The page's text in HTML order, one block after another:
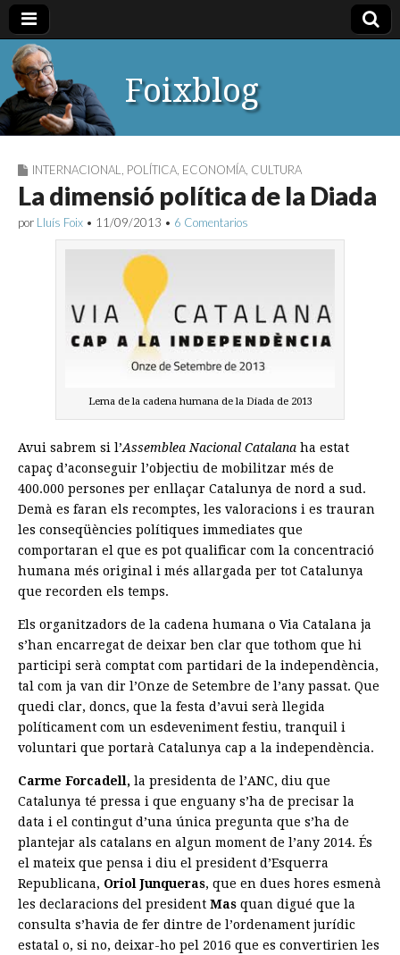
Foixblog
INTERNACIONAL POLÍTICA ECONOMÍA CULTURA
La dimensió política de la Diada
por Lluís Foix • 11/09/2013 • 6 Comentarios
Lema de la cadena humana de la Diada de 2013
Avui sabrem si l’Assemblea Nacional Catalana ha estat
capaç d’aconseguir l’objectiu de mobilitzar més de
400.000 persones per enllaçar Catalunya de nord a sud.
Demà es faran els recomptes, les valoracions i es trauran
les conseqüències polítiques immediates que
comportaran el que es pot qualificar com la concentració
humana més original i més allargada per tot Catalunya
que recorden els temps.
Els organitzadors de la cadena humana o Via Catalana ja
s’han encarregat de deixar ben clar que tothom que hi
participi serà comptat com partidari de la independència,
tal com ja van dir l’Onze de Setembre de l’any passat. Que
quedi clar, doncs, que la festa d’avui serà llegida
políticament com un esdeveniment festiu, tranquil i
voluntari que portarà Catalunya cap a la independència.
Carme Forcadell, la presidenta de l’ANC, diu que
Catalunya té pressa i que enguany s’ha de precisar la
data i el contingut d’una única pregunta que s’ha de
plantejar als catalans en algun moment de l’any 2014. És
el mateix que pensa i diu el president d’Esquerra
Republicana, Oriol Junqueras, que en dues hores esmenà
les declaracions del president Mas quan digué que la
consulta s’havia de fer dintre de l’ordenament jurídic
estatal o, si no, deixar-ho pel 2016 que es convertirien les